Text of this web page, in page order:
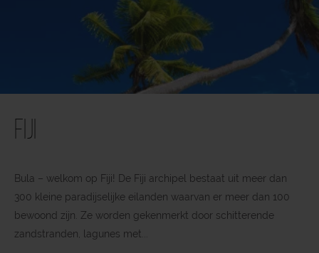
Fiji
Bula – welkom op Fiji! De Fiji archipel bestaat uit meer dan
300 kleine paradijselijke eilanden waarvan er meer dan 100
bewoond zijn. Ze worden gekenmerkt door schitterende
zandstranden, lagunes met...